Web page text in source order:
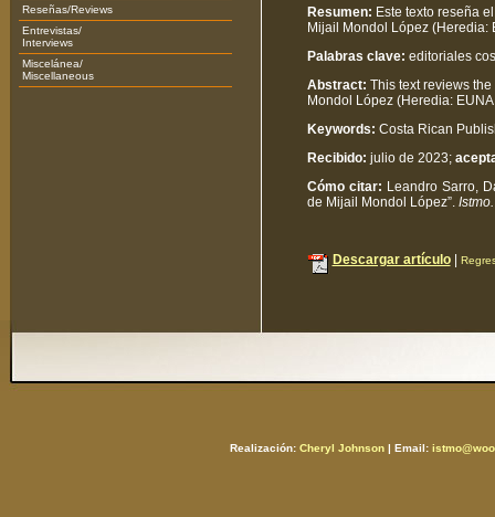
Reseñas/Reviews
Entrevistas/
Interviews
Miscelánea/
Miscellaneous
Resumen: Este texto reseña
Mijail Mondol López (Heredia:
Palabras clave: editoriales
Abstract: This text reviews
Mondol López (Heredia:
Keywords: Costa Rican
Recibido: julio de 2023;
Cómo citar: Leandro Sarro,
de Mijail Mondol López”.
Descargar artículo|
Realización: Cheryl Johnson| Email: